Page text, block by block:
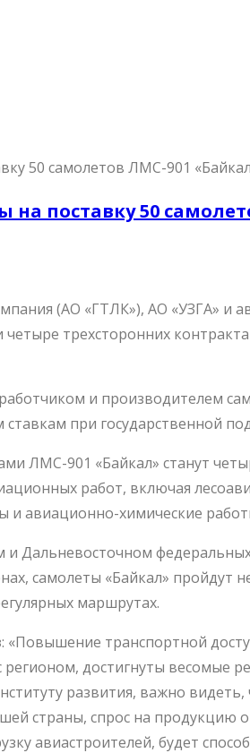
на поставку 50
(АО «ГТЛК»), АО «УЗГА» и
трехсторонних
и производителем
при государственной
ЛМС-901 «Байкал» станут
работ, включая
и авиационно-химические
Дальневосточном
самолеты «Байкал» пройдут
маршрутах.
: «Повышение транспортной
достигнуты весомые
развития, важно
страны, спрос на продукцию
авиастроителей, будет